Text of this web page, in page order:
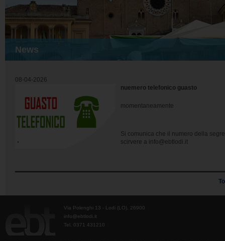
News
08-04-2026
nuemero telefonico guasto
momentaneamente
Si comunica che il numero della
scirvere a info@ebtlodi.it
Via Polenghi 13 - Lodi (LO), 26900
info@ebtlodi.it
Tel. 0371 431210